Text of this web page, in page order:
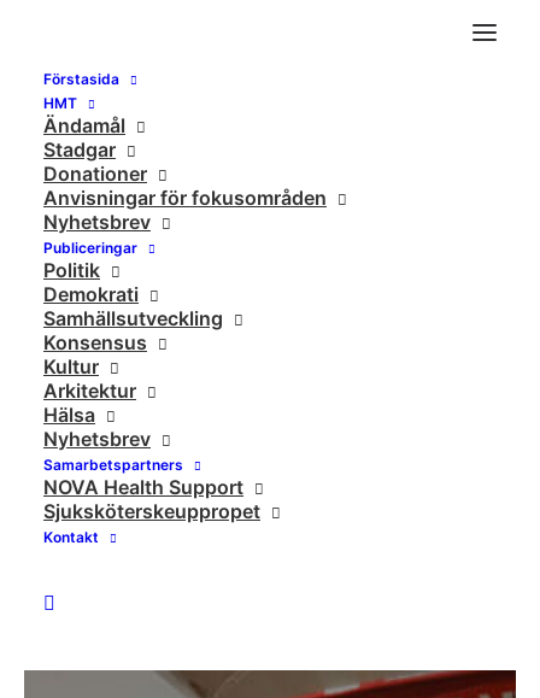
Förstasida
HMT
Ändamål
Stadgar
Donationer
Anvisningar för fokusområden
Nyhetsbrev
Publiceringar
Politik
Demokrati
Samhällsutveckling
Konsensus
Kultur
Arkitektur
Hälsa
Nyhetsbrev
Samarbetspartners
NOVA Health Support
Sjuksköterskeuppropet
Kontakt
Micke Manadram